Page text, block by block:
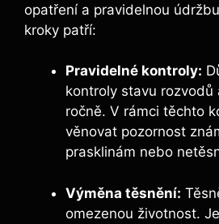
opatření a pravidelnou
kroky patří:
Pravidelné kontroly:
kontroly stavu rozvodů
ročně. V rámci těchto
věnovat pozornost
prasklinám nebo
Výměna těsnění:
omezenou životnost.